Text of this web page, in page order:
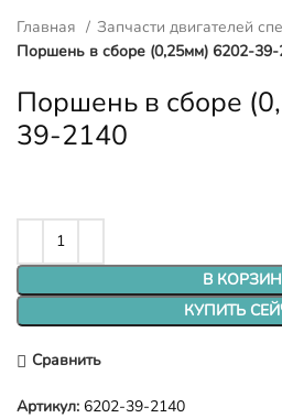
Главная
Запчасти двигателей
Поршень в сборе (0,25мм) 6202-39-
Поршень в сборе
39-2140
В
КУПИТЬ
Сравнить
Артикул: 6202-39-2140